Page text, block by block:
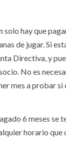
hay que
de jugar. Si
Directiva, y
No es
mes a probar si
6 meses se
horario que